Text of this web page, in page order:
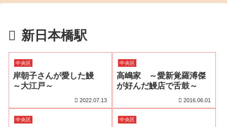
新日本橋駅
中央区
岸朝子さんが愛した鰻
～大江戸～
2022.07.13
中央区
高嶋家 ～愛新覚羅溥傑
が好んだ鰻店で舌鼓～
2016.06.01
中央区 中央区